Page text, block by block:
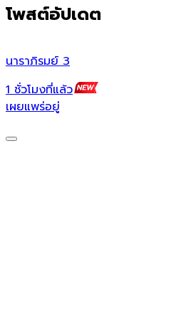
โพสต์อัปเดต
นาราภิรมย์ 3
1 ชั่วโมงที่แล้ว
เผยแพร่อยู่